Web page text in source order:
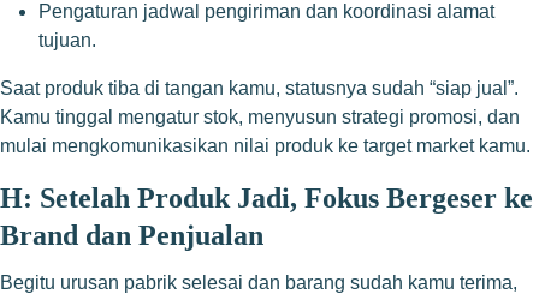
Pengaturan jadwal pengiriman dan koordinasi alamat
tujuan.
Saat produk tiba di tangan kamu, statusnya sudah “siap jual”.
Kamu tinggal mengatur stok, menyusun strategi promosi, dan
mulai mengkomunikasikan nilai produk ke target market kamu.
H: Setelah Produk Jadi, Fokus Bergeser ke
Brand dan Penjualan
Begitu urusan pabrik selesai dan barang sudah kamu terima,